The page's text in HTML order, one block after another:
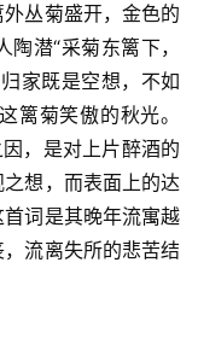
丛菊盛开，金色的
潜“采菊东篱下，
家既是空想，不如
篱菊笑傲的秋光。
，是对上片醉酒的
想，而表面上的达
词是其晚年流寓越
流离失所的悲苦结